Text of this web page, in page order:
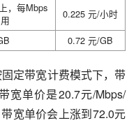
，每Mbps
0.225 元/小时
0.72 元/GB
定带宽计费模式下，带
宽单价是20.7元/Mbps/
宽单价会上涨到72.0元